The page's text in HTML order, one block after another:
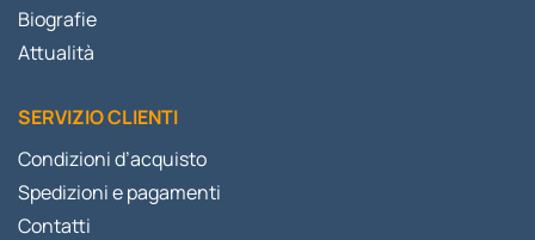
Biografie
Attualità
SERVIZIO CLIENTI
Condizioni d’acquisto
Spedizioni e pagamenti
Contatti